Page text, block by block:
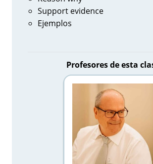
Support evidence
Ejemplos
Profesores de esta